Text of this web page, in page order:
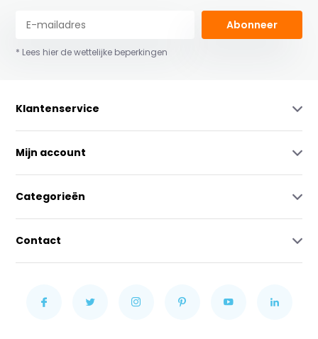
Abonneer
* Lees hier de wettelijke beperkingen
Klantenservice
Mijn account
Categorieën
Contact